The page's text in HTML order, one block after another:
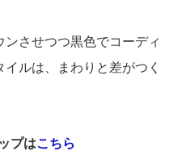
させつつ黒色でコーディ
ルは、まわりと差がつく
プはこちら